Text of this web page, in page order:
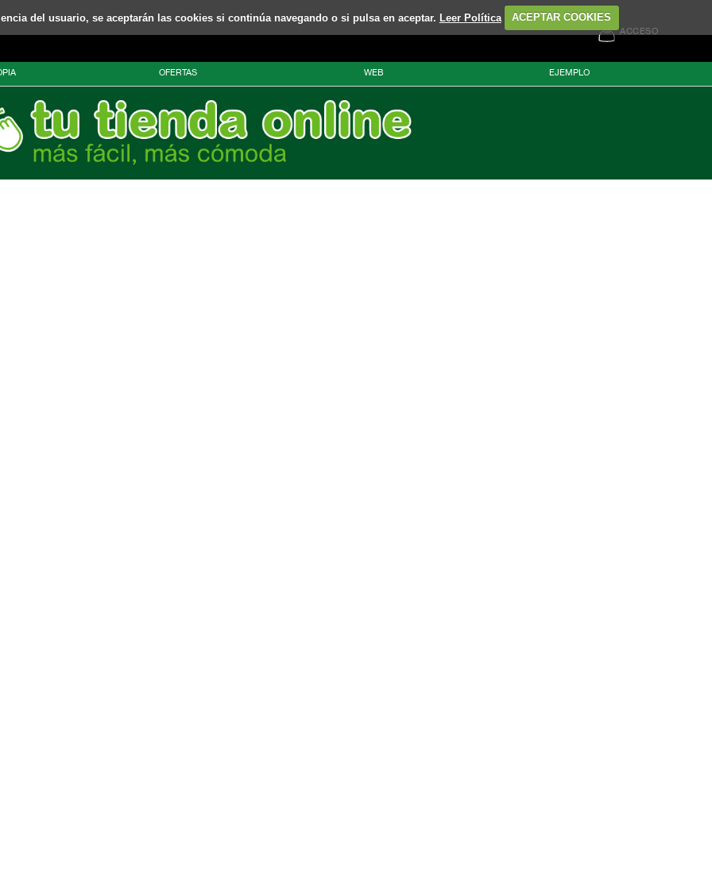
del usuario, se aceptarán las cookies si continúa navegando o si pulsa en aceptar. Leer Política ACEPTAR COOKIES
ACCESO
OFERTAS WEB EJEMPLO